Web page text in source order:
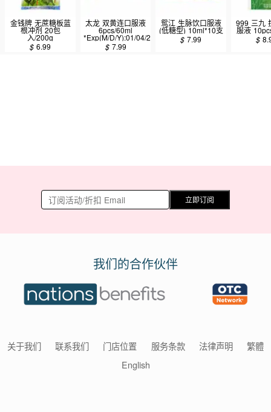
金钱牌 无蔗糖板蓝
根冲剂 20包
入/200g
$6.99
太龙 双黄连口服液
6pcs/60ml
*Exp(M/D/Y):01/04/2027
$ 7.99
鸳江 生脉饮口服液
(低糖型) 10ml*10支
$7.99
999 三九
服液
$
立即订阅
我们的合作伙伴
关于我们 联系我们 门店位置 服务条款 法律声明
繁體
English